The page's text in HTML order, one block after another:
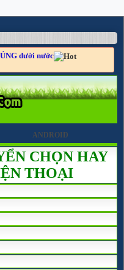
dưới nước
ANDROID
CHỌN HAY
THOẠI